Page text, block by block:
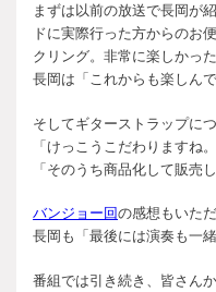
まずは以前の放送で長岡が
ドに実際行った方からのお便
クリング。非常に楽しかった
長岡は「これからも楽しん
そしてギターストラップに
「けっこうこだわりますね
「そのうち商品化して販売
バンジョー回の感想もいた
長岡も「最後には演奏も一
番組では引き続き、皆さん